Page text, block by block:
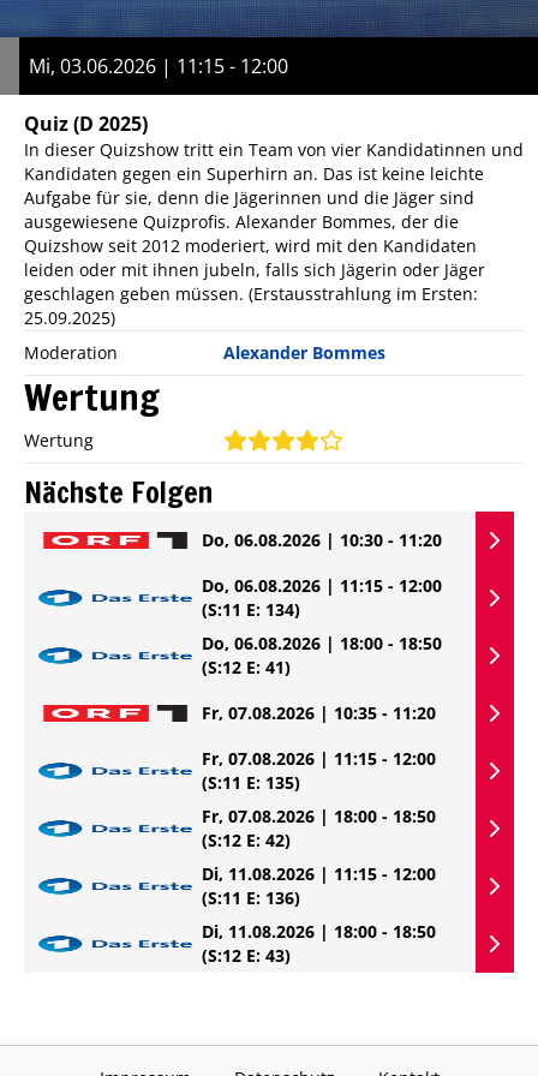
Mi, 03.06.2026 | 11:15 - 12:00
Quiz(D 2025)
In dieser Quizshow tritt ein Team von vier Kandidatinnen und
Kandidaten gegen ein Superhirn an. Das ist keine leichte
Aufgabe für sie, denn die Jägerinnen und die Jäger sind
ausgewiesene Quizprofis. Alexander Bommes, der die
Quizshow seit 2012 moderiert, wird mit den Kandidaten
leiden oder mit ihnen jubeln, falls sich Jägerin oder Jäger
geschlagen geben müssen. (Erstausstrahlung im Ersten:
25.09.2025)
Moderation
Alexander Bommes
Wertung
Wertung
Nächste Folgen
Do, 06.08.2026 | 10:30 - 11:20
Do, 06.08.2026 | 11:15 - 12:00
(S:11 E: 134)
Do, 06.08.2026 | 18:00 - 18:50
(S:12 E: 41)
Fr, 07.08.2026 | 10:35 - 11:20
Fr, 07.08.2026 | 11:15 - 12:00
(S:11 E: 135)
Fr, 07.08.2026 | 18:00 - 18:50
(S:12 E: 42)
Di, 11.08.2026 | 11:15 - 12:00
(S:11 E: 136)
Di, 11.08.2026 | 18:00 - 18:50
(S:12 E: 43)